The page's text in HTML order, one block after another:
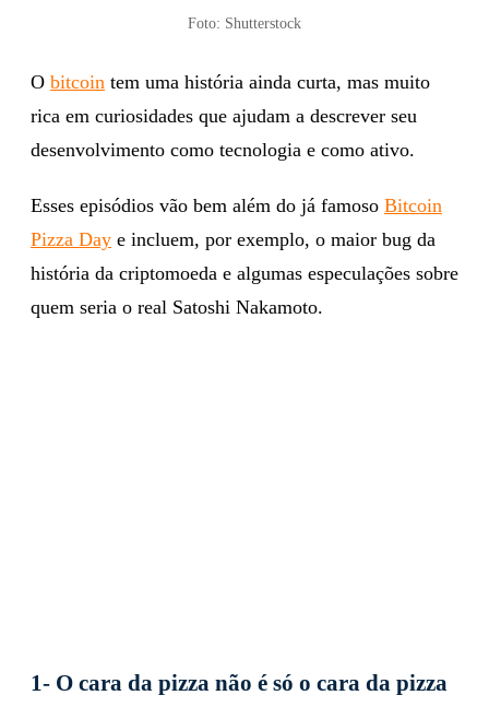
Foto: Shutterstock
O bitcoin tem uma história ainda curta, mas muito
rica em curiosidades que ajudam a descrever seu
desenvolvimento como tecnologia e como ativo.
Esses episódios vão bem além do já famoso Bitcoin
Pizza Day e incluem, por exemplo, o maior bug da
história da criptomoeda e algumas especulações sobre
quem seria o real Satoshi Nakamoto.
1- O cara da pizza não é só o cara da pizza